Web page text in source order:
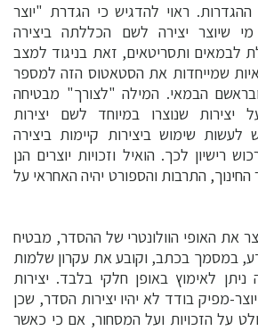
ההגדרות. ראוי להדגיש כי הגדרת "יוצר
שיוצר יצירה לשם הכללתה ביצירה
לבמאים ותסריטאים, זאת בניגוד למצב
שמייחדות את הסטאטוס הזה למספר
הבמאי. המילה "לצורך" מבטיחה
שנוצרו במיוחד לשם יצירות
לעשות שימוש ביצירות קיימות ביצירה
רישיון לכך. הואיל וזכויות יוצרים הנן
התרבות והספורט יהיה האחראי על
את האופי הוולונטרי של ההסדר, מבטיח
במסמך בכתב, וקובע את עקרון שלמות
לאימוץ באופן חלקי בלבד. יצירות
יוצר-מפיק בודד לא יהיו יצירות הסדר, שכן
על הזכויות ועל המסחור, אם כי כאשר